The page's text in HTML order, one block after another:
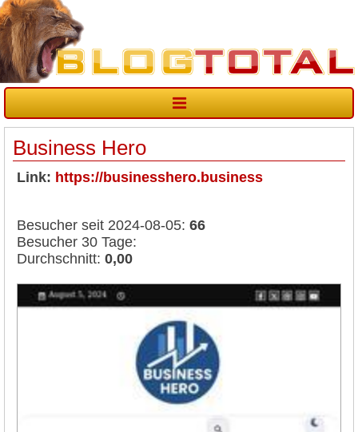
Business Hero
Link: https://businesshero.business
Besucher seit 2024-08-05: 66
Besucher 30 Tage:
Durchschnitt: 0,00